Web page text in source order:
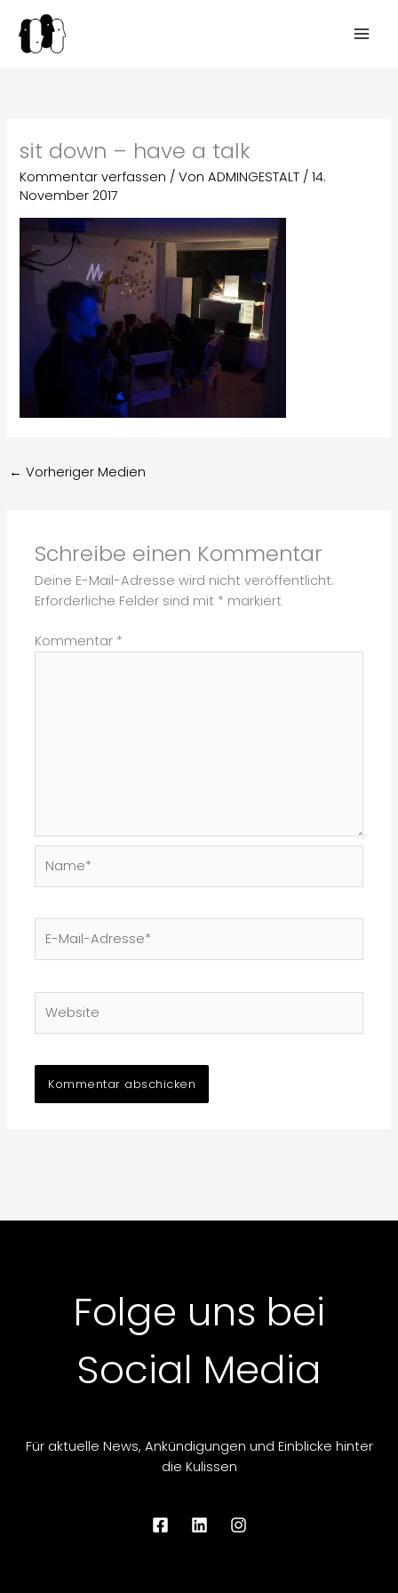
Inhalt
springen
sit down – have a talk
Kommentar verfassen / VonADMINGESTALT /14.
November 2017
← Vorheriger Medien
Schreibe einen Kommentar
Deine E-Mail-Adresse wird nicht veröffentlicht.
Erforderliche Felder sind mit * markiert
Kommentar *
Mail-
Folge uns bei
Social Media
Für aktuelle News, Ankündigungen und Einblicke hinter
die Kulissen